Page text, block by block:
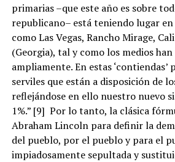
primarias –que este año es sobre
republicano– está teniendo lugar
como Las Vegas, Rancho Mirage,
(Georgia), tal y como los medios
ampliamente. En estas
serviles que están a disposición de
reflejándose en ello nuestro nuevo
1%.” [9] Por lo tanto, la clásica
Abraham Lincoln para definir la
del pueblo, por el pueblo y para el
impiadosamente sepultada y